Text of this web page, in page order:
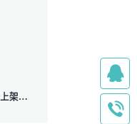
上海电信和广东汕头电信新上架通知！